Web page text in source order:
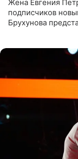
Жена Евгения
подписчиков
Брухунова